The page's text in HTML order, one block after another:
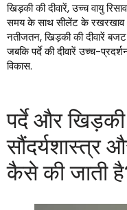
खिड़की की दीवारें, उच्च वायु
समय के साथ सीलेंट के रखरखाव
नतीजतन, खिड़की की दीवारें
जबकि पर्दे की दीवारें उच्च-
विकास.
पर्दे और खिड़की
सौंदर्यशास्त्र
कैसे की जाती